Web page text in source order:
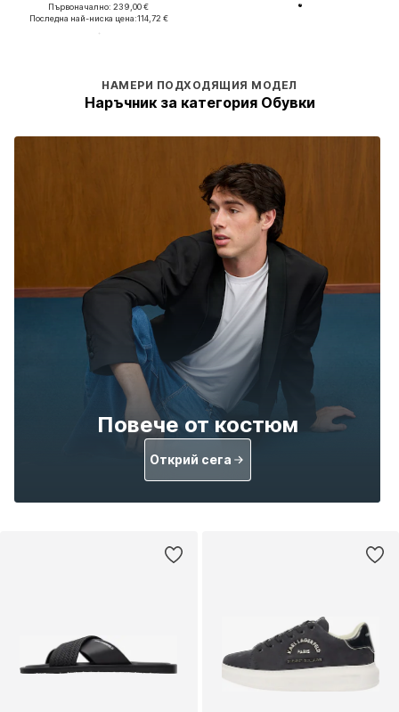
Първоначално: 239,00 €
Последна най-ниска цена:114,72 €
НАМЕРИ ПОДХОДЯЩИЯ МОДЕЛ
Наръчник за категория Обувки
Повече от костюм
Открий сега